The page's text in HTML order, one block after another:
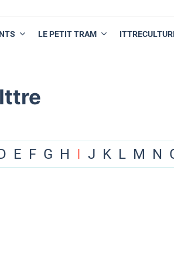
LE PETIT TRAM
E F G H I J K L M N